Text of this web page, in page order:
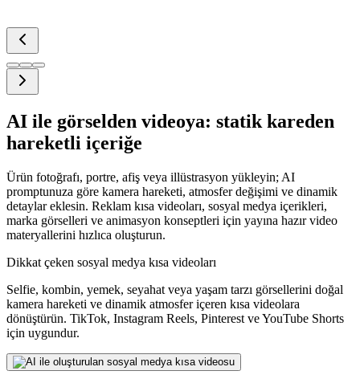
AI ile görselden videoya: statik kareden
hareketli içeriğe
Ürün fotoğrafı, portre, afiş veya illüstrasyon yükleyin; AI
promptunuza göre kamera hareketi, atmosfer değişimi ve dinamik
detaylar eklesin. Reklam kısa videoları, sosyal medya içerikleri,
marka görselleri ve animasyon konseptleri için yayına hazır video
materyallerini hızlıca oluşturun.
Dikkat çeken sosyal medya kısa videoları
Selfie, kombin, yemek, seyahat veya yaşam tarzı görsellerini doğal
kamera hareketi ve dinamik atmosfer içeren kısa videolara
dönüştürün. TikTok, Instagram Reels, Pinterest ve YouTube Shorts
için uygundur.